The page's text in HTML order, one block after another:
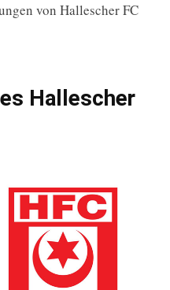
von Hallescher FC
Hallescher